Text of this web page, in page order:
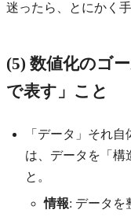
迷ったら、とにかく
(5) 数値化のゴ
で表す」こと
「データ」それ
は、データを「構
と。
情報: データを